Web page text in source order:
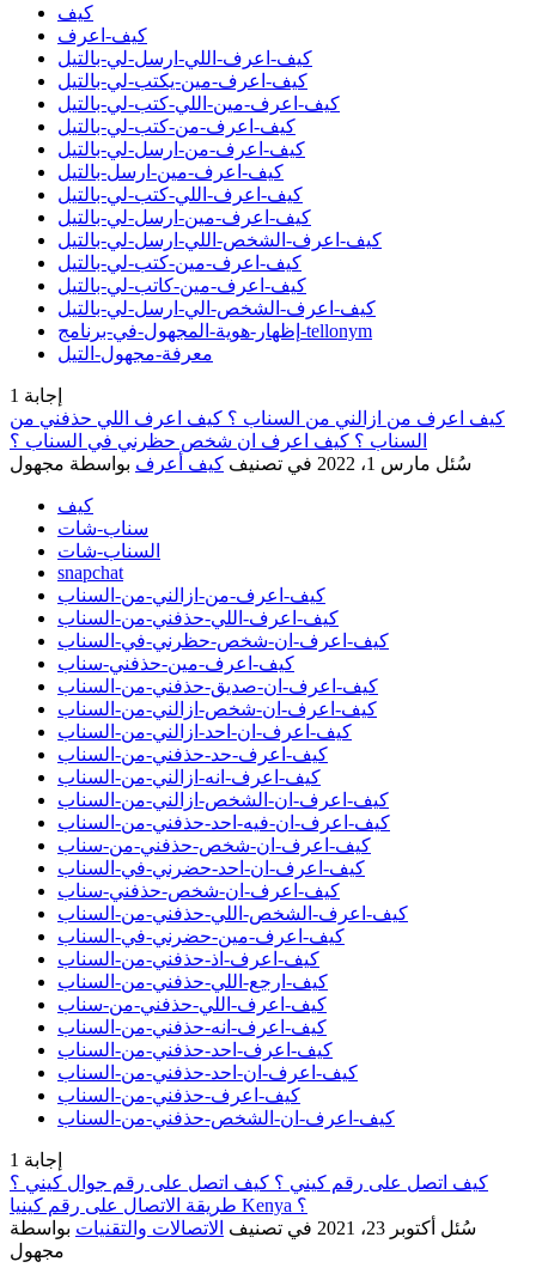
كيف
كيف-اعرف
كيف-اعرف-اللي-ارسل-لي-بالتيل
كيف-اعرف-مين-يكتب-لي-بالتيل
كيف-اعرف-مين-اللي-كتب-لي-بالتيل
كيف-اعرف-من-كتب-لي-بالتيل
كيف-اعرف-من-ارسل-لي-بالتيل
كيف-اعرف-مين-ارسل-بالتيل
كيف-اعرف-اللي-كتب-لي-بالتيل
كيف-اعرف-مين-ارسل-لي-بالتيل
كيف-اعرف-الشخص-اللي-ارسل-لي-بالتيل
كيف-اعرف-مين-كتب-لي-بالتيل
كيف-اعرف-مين-كاتب-لي-بالتيل
كيف-اعرف-الشخص-الي-ارسل-لي-بالتيل
إظهار-هوية-المجهول-في-برنامج-tellonym
معرفة-مجهول-التيل
1 إجابة
كيف اعرف من ازالني من السناب ؟ كيف اعرف اللي حذفني من
السناب ؟ كيف اعرف ان شخص حظرني في السناب ؟
سُئل مارس 1، 2022 في تصنيف كيف أعرف بواسطة مجهول
كيف
سناب-شات
السناب-شات
snapchat
كيف-اعرف-من-ازالني-من-السناب
كيف-اعرف-اللي-حذفني-من-السناب
كيف-اعرف-ان-شخص-حظرني-في-السناب
كيف-اعرف-مين-حذفني-سناب
كيف-اعرف-ان-صديق-حذفني-من-السناب
كيف-اعرف-ان-شخص-ازالني-من-السناب
كيف-اعرف-ان-احد-ازالني-من-السناب
كيف-اعرف-حد-حذفني-من-السناب
كيف-اعرف-انه-ازالني-من-السناب
كيف-اعرف-ان-الشخص-ازالني-من-السناب
كيف-اعرف-ان-فيه-احد-حذفني-من-السناب
كيف-اعرف-ان-شخص-حذفني-من-سناب
كيف-اعرف-ان-احد-حضرني-في-السناب
كيف-اعرف-ان-شخص-حذفني-سناب
كيف-اعرف-الشخص-اللي-حذفني-من-السناب
كيف-اعرف-مين-حضرني-في-السناب
كيف-اعرف-اذ-حذفني-من-السناب
كيف-ارجع-اللي-حذفني-من-السناب
كيف-اعرف-اللي-حذفني-من-سناب
كيف-اعرف-انه-حذفني-من-السناب
كيف-اعرف-احد-حذفني-من-السناب
كيف-اعرف-ان-احد-حذفني-من-السناب
كيف-اعرف-حذفني-من-السناب
كيف-اعرف-ان-الشخص-حذفني-من-السناب
1 إجابة
كيف اتصل على رقم كيني ؟ كيف اتصل على رقم جوال كيني ؟
طريقة الاتصال على رقم كينيا Kenya ؟
سُئل أكتوبر 23، 2021 في تصنيف الاتصالات والتقنيات بواسطة
مجهول